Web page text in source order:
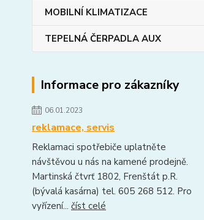
MOBILNÍ KLIMATIZACE
TEPELNÁ ČERPADLA AUX
Informace pro zákazníky
06.01.2023
reklamace, servis
Reklamaci spotřebiče uplatněte
návštěvou u nás na kamené prodejně.
Martinská čtvrť 1802, Frenštát p.R.
(bývalá kasárna) tel. 605 268 512. Pro
vyřízení... číst celé